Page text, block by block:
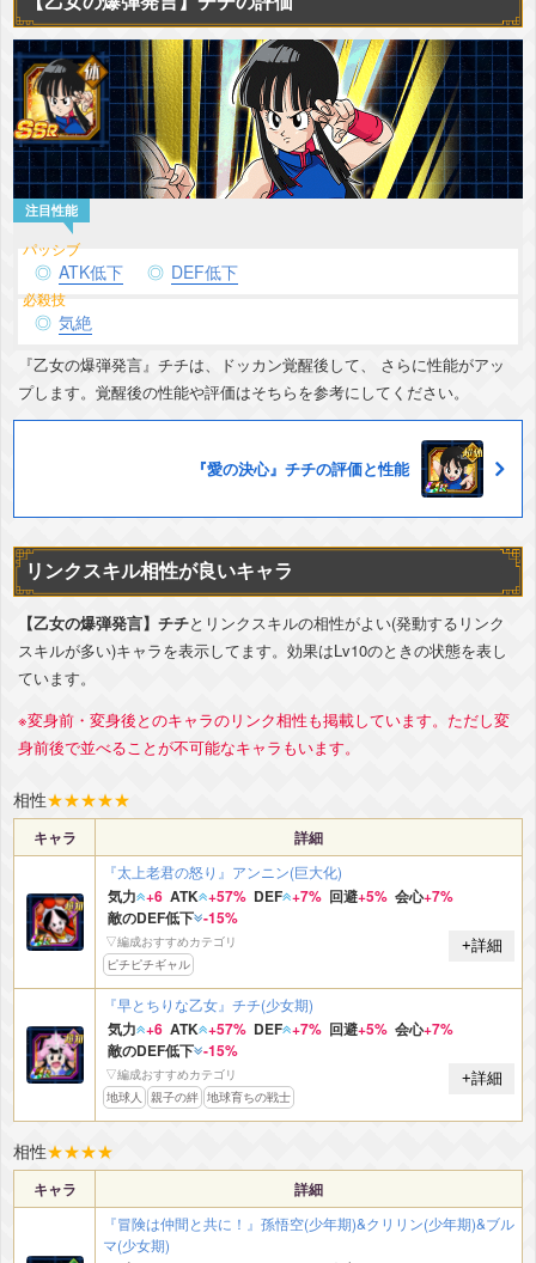
ATK低下 DEF低下
気絶
『乙女の爆弾発言』チチは、ドッカン覚醒後して、 さらに性能がアッ
プします。覚醒後の性能や評価はそちらを参考にしてください。
『愛の決心』チチの評価と性能
リンクスキル相性が良いキャラ
【乙女の爆弾発言】チチとリンクスキルの相性がよい(発動するリンク
スキルが多い)キャラを表示してます。効果はLv10のときの状態を表し
ています。
※変身前・変身後とのキャラのリンク相性も掲載しています。ただし変
身前後で並べることが不可能なキャラもいます。
相性★★★★★
キャラ 詳細
『太上老君の怒り』アンニン(巨大化)
気力 +6 ATK +57% DEF +7% 回避+5% 会心+7%
敵のDEF低下 -15%
▽編成おすすめカテゴリ
ピチピチギャル
+詳細
『早とちりな乙女』チチ(少女期)
気力 +6 ATK +57% DEF +7% 回避+5% 会心+7%
敵のDEF低下 -15%
▽編成おすすめカテゴリ
地球人
親子の絆 地球育ちの戦士
+詳細
相性★★★★
キャラ 詳細
『冒険は仲間と共に！』孫悟空(少年期)&クリリン(少年期)&ブル
マ(少女期)